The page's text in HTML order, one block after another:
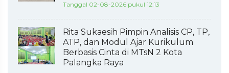
Tanggal 02-08-2026 pukul 12:13
Rita Sukaesih Pimpin Analisis CP, TP,
ATP, dan Modul Ajar Kurikulum
Berbasis Cinta di MTsN 2 Kota
Palangka Raya